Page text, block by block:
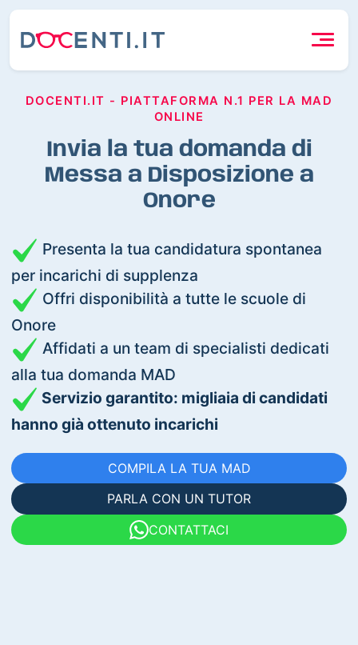
DOCENTI.IT - PIATTAFORMA N.1 PER LA MAD
ONLINE
Invia la tua domanda di
Messa a Disposizione a
Onore
Presenta la tua candidatura spontanea
per incarichi di supplenza
Offri disponibilità a tutte le scuole di
Onore
Affidati a un team di specialisti dedicati
alla tua domanda MAD
Servizio garantito: migliaia di candidati
hanno già ottenuto incarichi
COMPILA LA TUA MAD
PARLA CON UN TUTOR
CONTATTACI